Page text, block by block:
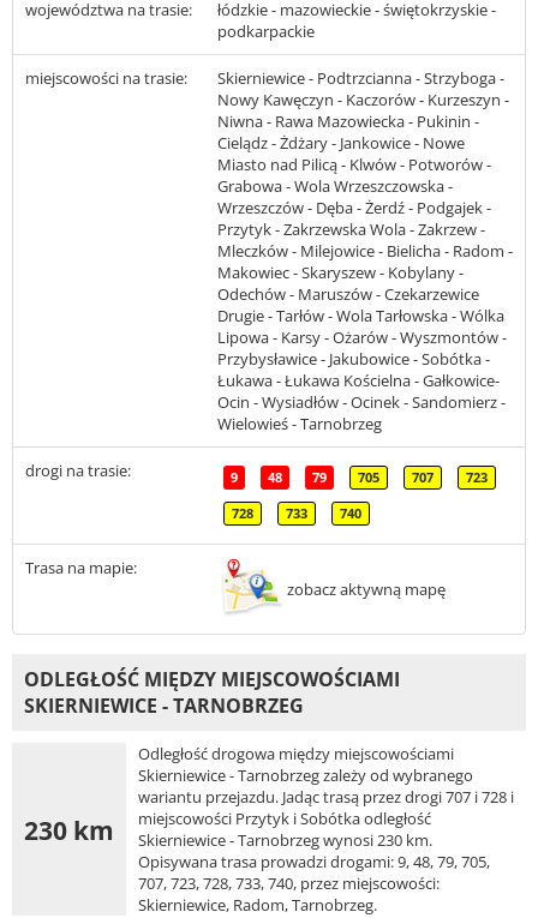
województwa na trasie:
łódzkie - mazowieckie - świętokrzyskie -
podkarpackie
miejscowości na trasie:
Skierniewice - Podtrzcianna - Strzyboga -
Nowy Kawęczyn - Kaczorów - Kurzeszyn -
Niwna - Rawa Mazowiecka - Pukinin -
Cielądz - Żdżary - Jankowice - Nowe
Miasto nad Pilicą - Klwów - Potworów -
Grabowa - Wola Wrzeszczowska -
Wrzeszczów - Dęba - Żerdź - Podgajek -
Przytyk - Zakrzewska Wola - Zakrzew -
Mleczków - Milejowice - Bielicha - Radom -
Makowiec - Skaryszew - Kobylany -
Odechów - Maruszów - Czekarzewice
Drugie - Tarłów - Wola Tarłowska - Wólka
Lipowa - Karsy - Ożarów - Wyszmontów -
Przybysławice - Jakubowice - Sobótka -
Łukawa - Łukawa Kościelna - Gałkowice-
Ocin - Wysiadłów - Ocinek - Sandomierz -
Wielowieś - Tarnobrzeg
drogi na trasie: 9 48 79 705 707 723
728 733 740
Trasa na mapie:
zobacz aktywną mapę
ODLEGŁOŚĆ MIĘDZY MIEJSCOWOŚCIAMI
SKIERNIEWICE - TARNOBRZEG
230 km
Odległość drogowa między miejscowościami
Skierniewice - Tarnobrzeg zależy od wybranego
wariantu przejazdu. Jadąc trasą przez drogi 707 i 728 i
miejscowości Przytyk i Sobótka odległość
Skierniewice - Tarnobrzeg wynosi 230 km.
Opisywana trasa prowadzi drogami: 9, 48, 79, 705,
707, 723, 728, 733, 740, przez miejscowości:
Skierniewice, Radom, Tarnobrzeg.